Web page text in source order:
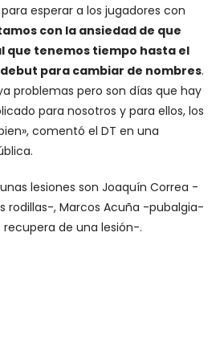
esperar a los jugadores con
con la ansiedad de que
que tenemos tiempo hasta el
para cambiar de nombres.
problemas pero son días que hay
para nosotros y para ellos, los
comentó el DT en una
lesiones son Joaquín Correa -
rodillas-, Marcos Acuña -pubalgia-
recupera de una lesión-.